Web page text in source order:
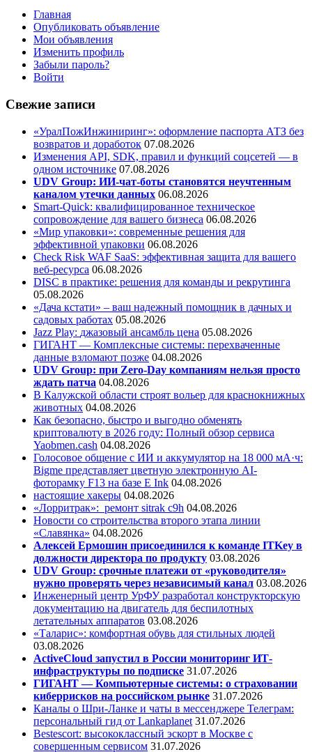
Главная
Опубликовать объявление
Мои объявления
Изменить профиль
Забыли пароль?
Войти
Свежие записи
«УралПожИнжиниринг»: оформление паспорта АТЗ без
возвратов и доработок 07.08.2026
Изменения API, SDK, правил и функций соцсетей — в
одном источнике 07.08.2026
UDV Group: ИИ-чат-боты становятся неучтенным
каналом утечки данных 06.08.2026
Smart-Quick: квалифицированное техническое
сопровождение для вашего бизнеса 06.08.2026
«Мир упаковки»: современные решения для
эффективной упаковки 06.08.2026
Check Risk WAF SaaS: эффективная защита для вашего
веб-ресурса 06.08.2026
DISC в практике: решения для команды и рекрутинга
05.08.2026
«Дача кстати» – ваш надежный помощник в дачных и
садовых работах 05.08.2026
Jazz Play: джазовый ансамбль цена 05.08.2026
ГИГАНТ — Комплексные системы: перехваченные
данные взломают позже 04.08.2026
UDV Group: при Zero-Day компаниям нельзя просто
ждать патча 04.08.2026
В Калужской области строят вольер для краснокнижных
животных 04.08.2026
Как безопасно, быстро и выгодно обменять
криптовалюту в 2026 году: Полный обзор сервиса
Yaobmen.cash 04.08.2026
Голосовое общение с ИИ и аккумулятор на 18 000 мА·ч:
Bigme представляет цветную электронную AI-
фоторамку F13 на базе E Ink 04.08.2026
настоящие хакеры 04.08.2026
«Лорритрак»: ремонт sitrak c9h 04.08.2026
Новости со строительства второго этапа линии
«Славянка» 04.08.2026
Алексей Ермошин присоединился к команде ITKey в
должности директора по продукту 03.08.2026
UDV Group: срочные платежи от «руководителя»
нужно проверять через независимый канал 03.08.2026
Инженерный центр УрФУ разработал конструкторскую
документацию на двигатель для беспилотных
летательных аппаратов 03.08.2026
«Таларис»: комфортная обувь для стильных людей
03.08.2026
ActiveCloud запустил в России мониторинг ИТ-
инфраструктуры по подписке 31.07.2026
ГИГАНТ — Компьютерные системы: о страховании
киберрисков на российском рынке 31.07.2026
Каналы о Шри-Ланке и чаты в мессенджере Телеграм:
персональный гид от Lankaplanet 31.07.2026
Bestescort: высококлассный эскорт в Москве с
совершенным сервисом 31.07.2026